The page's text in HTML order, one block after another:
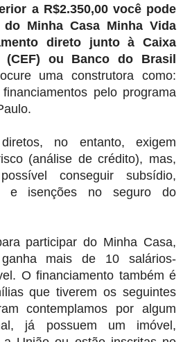
a R$2.350,00 você pode
Minha Casa Minha Vida
direto junto à Caixa
(CEF) ou Banco do Brasil
uma construtora como:
pelo programa
no entanto, exigem
(análise de crédito), mas,
conseguir subsídio,
e isenções no seguro do
participar do Minha Casa,
mais de 10 salários-
O financiamento também é
que tiverem os seguintes
contemplamos por algum
já possuem um imóvel,